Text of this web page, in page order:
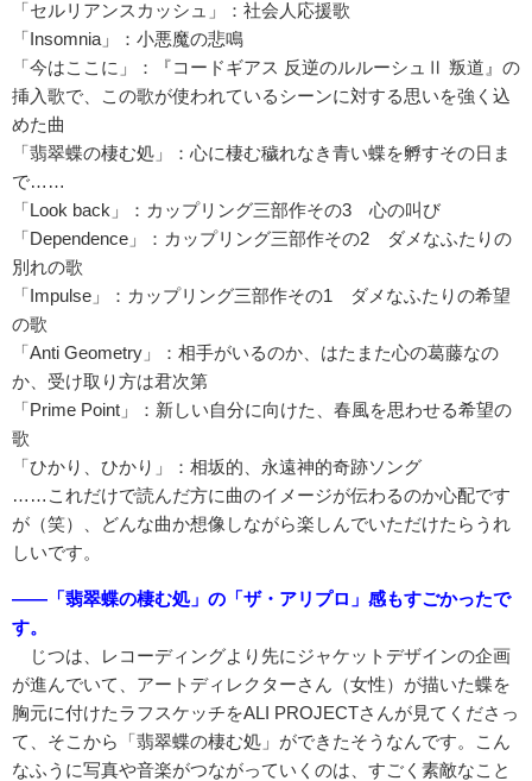
「セルリアンスカッシュ」：社会人応援歌
「Insomnia」：小悪魔の悲鳴
「今はここに」：『コードギアス 反逆のルルーシュⅡ 叛道』の
挿入歌で、この歌が使われているシーンに対する思いを強く込
めた曲
「翡翠蝶の棲む処」：心に棲む穢れなき青い蝶を孵すその日ま
で……
「Look back」：カップリング三部作その3 心の叫び
「Dependence」：カップリング三部作その2 ダメなふたりの
別れの歌
「Impulse」：カップリング三部作その1 ダメなふたりの希望
の歌
「Anti Geometry」：相手がいるのか、はたまた心の葛藤なの
か、受け取り方は君次第
「Prime Point」：新しい自分に向けた、春風を思わせる希望の
歌
「ひかり、ひかり」：相坂的、永遠神的奇跡ソング
……これだけで読んだ方に曲のイメージが伝わるのか心配です
が（笑）、どんな曲か想像しながら楽しんでいただけたらうれ
しいです。
――「翡翠蝶の棲む処」の「ザ・アリプロ」感もすごかったで
す。
じつは、レコーディングより先にジャケットデザインの企画
が進んでいて、アートディレクターさん（女性）が描いた蝶を
胸元に付けたラフスケッチをALI PROJECTさんが見てくださっ
て、そこから「翡翠蝶の棲む処」ができたそうなんです。こん
なふうに写真や音楽がつながっていくのは、すごく素敵なこと